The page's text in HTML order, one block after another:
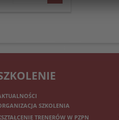
SZKOLENIA
TRENERÓW W PZPN